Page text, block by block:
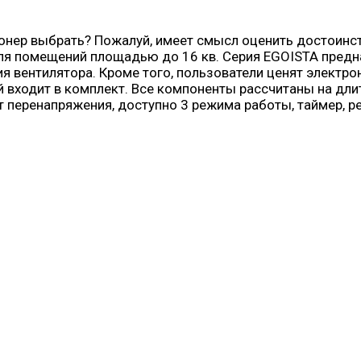
выбрать? Пожалуй, имеет смысл оценить
помещений площадью до 16 кв. Серия EGOISTA
Кроме того, пользователи ценят
входит в комплект. Все компоненты рассчитаны на
перенапряжения, доступно 3 режима работы, таймер,